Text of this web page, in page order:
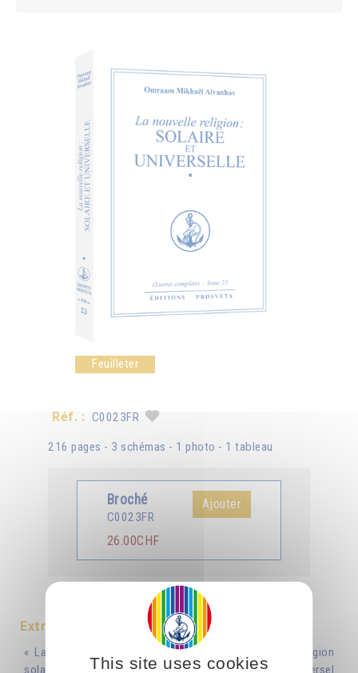
Feuilleter
Réf. : C0023FR
216 pages - 3 schémas - 1 photo - 1 tableau
Broché
C0023FR
26.00CHF
Ajouter
Italiano
Extrait
« La seule religion véritablement universelle est la religion
solaire, car seul le langage du soleil est un langage universel
This site uses cookies